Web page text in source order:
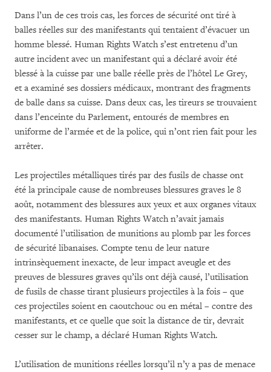
Dans l’un de ces trois cas, les forces de sécurité ont tiré à
balles réelles sur des manifestants qui tentaient d’évacuer un
homme blessé. Human Rights Watch s’est entretenu d’un
autre incident avec un manifestant qui a déclaré avoir été
blessé à la cuisse par une balle réelle près de l’hôtel Le Grey,
et a examiné ses dossiers médicaux, montrant des fragments
de balle dans sa cuisse. Dans deux cas, les tireurs se trouvaient
dans l’enceinte du Parlement, entourés de membres en
uniforme de l’armée et de la police, qui n’ont rien fait pour les
arrêter.
Les projectiles métalliques tirés par des fusils de chasse ont
été la principale cause de nombreuses blessures graves le 8
août, notamment des blessures aux yeux et aux organes vitaux
des manifestants. Human Rights Watch n’avait jamais
documenté l’utilisation de munitions au plomb par les forces
de sécurité libanaises. Compte tenu de leur nature
intrinsèquement inexacte, de leur impact aveugle et des
preuves de blessures graves qu’ils ont déjà causé, l’utilisation
de fusils de chasse tirant plusieurs projectiles à la fois – que
ces projectiles soient en caoutchouc ou en métal – contre des
manifestants, et ce quelle que soit la distance de tir, devrait
cesser sur le champ, a déclaré Human Rights Watch.
L’utilisation de munitions réelles lorsqu’il n’y a pas de menace